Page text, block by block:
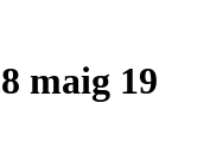
maig 19